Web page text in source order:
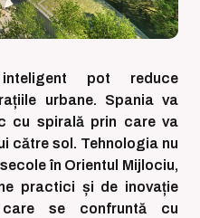
pot reduce
urbane. Spania va
cu spirală prin care va
către sol. Tehnologia nu
în Orientul Mijlociu,
practici și de inovație
se confruntă cu